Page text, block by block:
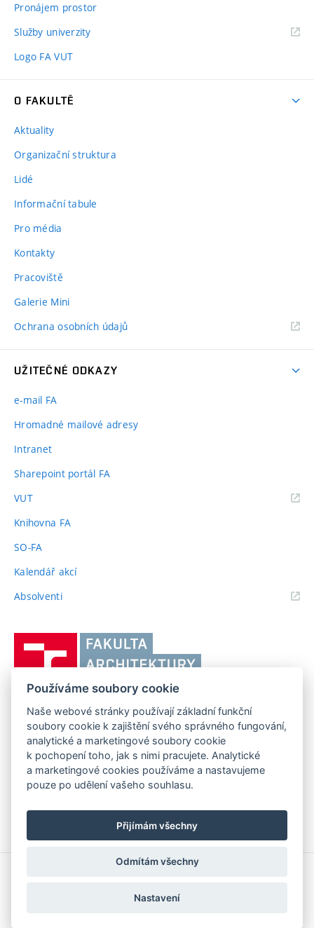
Pronájem prostor
Služby univerzity
Logo FA VUT
O FAKULTĚ
Aktuality
Organizační struktura
Lidé
Informační tabule
Pro média
Kontakty
Pracoviště
Galerie Mini
Ochrana osobních údajů
UŽITEČNÉ ODKAZY
e-mail FA
Hromadné mailové adresy
Intranet
Sharepoint portál FA
VUT(externí
Knihovna FA
SO-FA
Kalendář akcí
Absolventi(externí
Brně,
Fakulta
architektury
FAKULTA ARCHITEKTURY VUT V BRNĚ
Poříčí 273/5, 639 00 Brno
Telefon: 54114 6600
www.fa.vutbr.cz
info@fa.vutbr.cz
Používáme soubory cookie
Naše webové stránky používají základní funkční
soubory cookie k zajištění svého správného fungování,
analytické a marketingové soubory cookie
k pochopení toho, jak s nimi pracujete. Analytické
a marketingové cookies používáme a nastavujeme
pouze po udělení vašeho souhlasu.
Přijímám všechny
Odmítám všechny
Nastavení